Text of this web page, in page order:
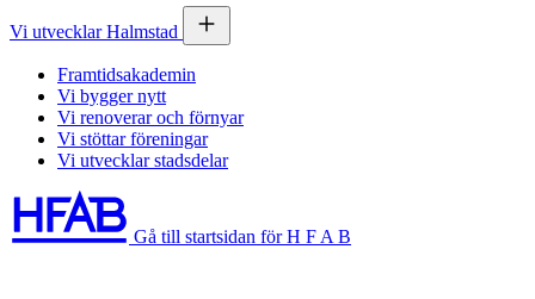
Vi utvecklar Halmstad
Framtidsakademin
Vi bygger nytt
Vi renoverar och förnyar
Vi stöttar föreningar
Vi utvecklar stadsdelar
Gå till startsidan för H F A B